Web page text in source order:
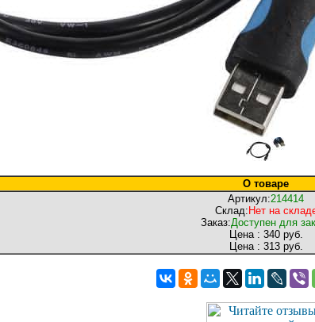
О товаре
Артикул:214414
Склад: Нет на
Заказ:Доступен для
Цена : 340 руб.
Цена : 313 руб.